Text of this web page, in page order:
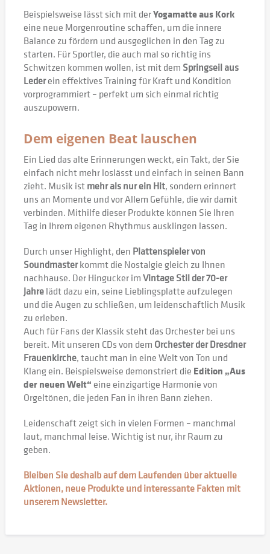
Beispielsweise lässt sich mit derYogamatte aus Kork
eine neue Morgenroutine schaffen, um die innere
Balance zu fördern und ausgeglichen in den Tag zu
starten. Für Sportler, die auch mal so richtig ins
Schwitzen kommen wollen, ist mit dem Springseil aus
Lederein effektives Training für Kraft und Kondition
vorprogrammiert – perfekt um sich einmal richtig
auszupowern.
Dem eigenen Beat lauschen
Ein Lied das alte Erinnerungen weckt, ein Takt, der Sie
einfach nicht mehr loslässt und einfach in seinen Bann
zieht. Musik istmehr als nur ein Hit, sondern erinnert
uns an Momente und vor Allem Gefühle, die wir damit
verbinden. Mithilfe dieser Produkte können Sie Ihren
Tag in Ihrem eigenen Rhythmus ausklingen lassen.
Durch unser Highlight, den Plattenspieler von
Soundmasterkommt die Nostalgie gleich zu Ihnen
nachhause. Der Hingucker imVintage Stil der 70-er
Jahrelädt dazu ein, seine Lieblingsplatte aufzulegen
und die Augen zu schließen, um leidenschaftlich Musik
zu erleben.
Auch für Fans der Klassik steht das Orchester bei uns
bereit. Mit unseren CDs von dem Orchester der Dresdner
Frauenkirche, taucht man in eine Welt von Ton und
Klang ein. Beispielsweise demonstriert die Edition „Aus
der neuen Welt“ eine einzigartige Harmonie von
Orgeltönen, die jeden Fan in ihren Bann ziehen.
Leidenschaft zeigt sich in vielen Formen – manchmal
laut, manchmal leise. Wichtig ist nur, ihr Raum zu
geben.
Bleiben Sie deshalb auf dem Laufenden über aktuelle
Aktionen, neue Produkte und interessante Fakten mit
unserem Newsletter.